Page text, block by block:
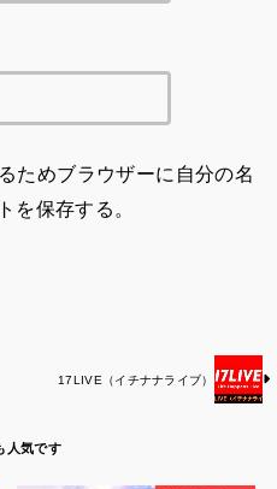
ためブラウザーに自分の名
を保存する。
17LIVE（イチナナライブ）